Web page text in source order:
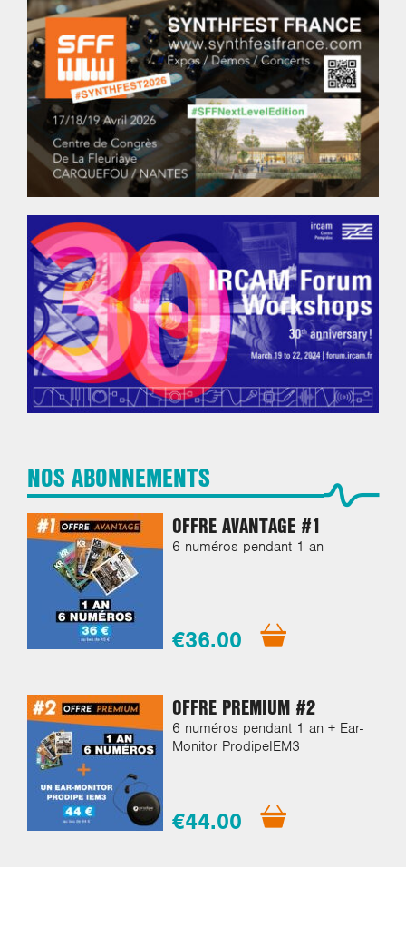
NOS ABONNEMENTS
OFFRE AVANTAGE #1
6 numéros pendant 1 an
€36.00
OFFRE PREMIUM #2
6 numéros pendant 1 an + Ear-
Monitor ProdipeIEM3
€44.00